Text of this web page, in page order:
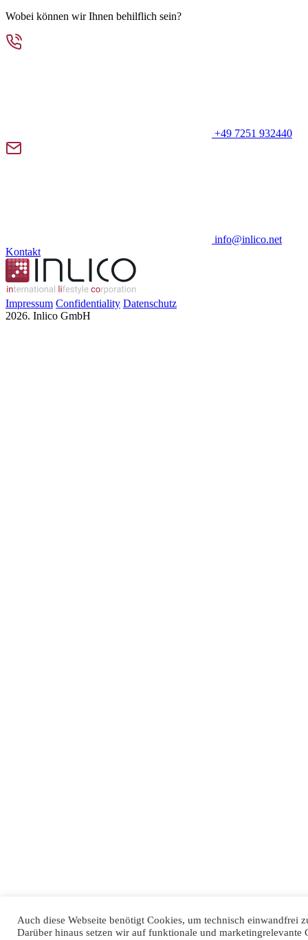
Wobei können wir Ihnen behilflich sein?
+49 7251 932440
info@inlico.net
Kontakt
Impressum Confidentiality Datenschutz
2026. Inlico GmbH
Auch diese Webseite benötigt Cookies, um technisch einwandfrei
Darüber hinaus setzen wir auf funktionale und marketingrelevante